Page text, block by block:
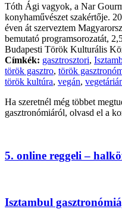
Tóth Ági vagyok, a Nar
konyhaművészet szakértője.
éven át szerveztem
bemutató programsorozatát,
Budapesti Török Kulturális
Címkék: gasztrosztori,
török gasztro, török
török kultúra, vegán,
Ha szeretnél még többet
gasztronómiáról, olvasd el a
5. online reggeli –
Isztambul